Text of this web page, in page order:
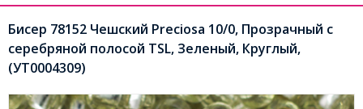
Бисер 78152 Чешский Preciosa 10/0, Прозрачный с
серебряной полосой TSL, Зеленый, Круглый,
(УТ0004309)